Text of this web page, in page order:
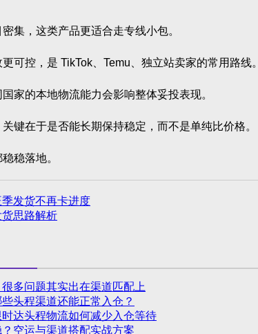
，这类产品更适合走专线小包。
控，是 TikTok、Temu、独立站卖家的常用路线。
的本地物流能力会影响整体妥投表现。
在于是否能长期保持稳定，而不是单纯比价格。
稳落地。
发货不再卡进度
思路解析
多问题其实出在渠道匹配上
头程渠道还能正常入仓？
达头程物流如何减少入仓等待
空运与渠道搭配实战方案